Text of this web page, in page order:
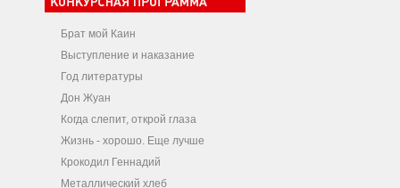
Брат мой Каин
Выступление и наказание
Год литературы
Дон Жуан
Когда слепит, открой глаза
Жизнь - хорошо. Еще лучше
Крокодил Геннадий
Металлический хлеб